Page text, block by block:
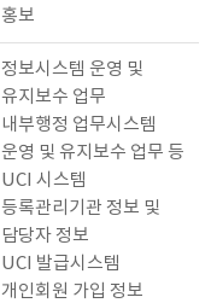
홍보
정보시스템 운영 및
유지보수 업무
내부행정 업무시스템
운영 및 유지보수 업무 등
UCI 시스템
등록관리기관 정보 및
담당자 정보
UCI 발급시스템
개인회원 가입 정보